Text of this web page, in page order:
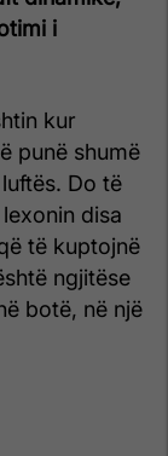
i
kur
punë shumë
Do të
disa
të kuptojnë
ngjitëse
botë, në një